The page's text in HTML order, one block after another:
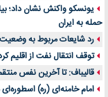
یونسکو واکنش نشان داد؛
حمله به ایران
رد شایعات مربوط به
توقف انتقال نفت از اقلیم
قالیباف: تا آخرین نفس
امام خامنه‌ای (ره) اسطوره‌ای